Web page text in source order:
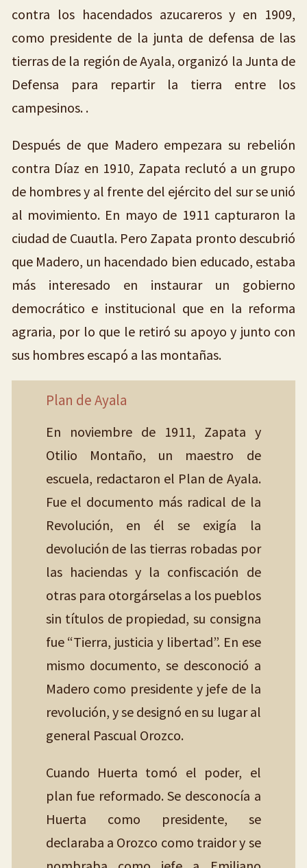
contra los hacendados azucareros y en 1909,
como presidente de la junta de defensa de las
tierras de la región de Ayala, organizó la Junta de
Defensa para repartir la tierra entre los
campesinos. .
Después de que Madero empezara su rebelión
contra Díaz en 1910, Zapata reclutó a un grupo
de hombres y al frente del ejército del sur se unió
al movimiento. En mayo de 1911 capturaron la
ciudad de Cuautla. Pero Zapata pronto descubrió
que Madero, un hacendado bien educado, estaba
más interesado en instaurar un gobierno
democrático e institucional que en la reforma
agraria, por lo que le retiró su apoyo y junto con
sus hombres escapó a las montañas.
Plan de Ayala
En noviembre de 1911, Zapata y
Otilio Montaño, un maestro de
escuela, redactaron el Plan de Ayala.
Fue el documento más radical de la
Revolución, en él se exigía la
devolución de las tierras robadas por
las haciendas y la confiscación de
otras para otorgárselas a los pueblos
sin títulos de propiedad, su consigna
fue “Tierra, justicia y libertad”. En ese
mismo documento, se desconoció a
Madero como presidente y jefe de la
revolución, y se designó en su lugar al
general Pascual Orozco.
Cuando Huerta tomó el poder, el
plan fue reformado. Se desconocía a
Huerta como presidente, se
declaraba a Orozco como traidor y se